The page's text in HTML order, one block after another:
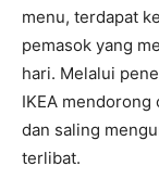
menu, terdapat
pemasok yang
hari. Melalui
IKEA
dan saling
terlibat.